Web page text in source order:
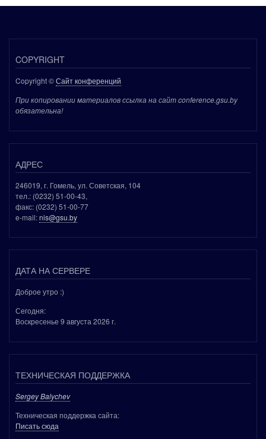
COPYRIGHT
Copyright ©Сайт конференций
При копировании материалов ссылка на сайт conference.gsu.by
обязательна!
АДРЕС
246019, г. Гомель, ул. Советская, 104
тел.: (0232) 51-00-43,
факс: (0232) 51-00-77
e-mail:nis@gsu.by
ДАТА НА СЕРВЕРЕ
Доброе утро :)
Сегодня:
Воскресенье 9 августа 2026 г.
ТЕХНИЧЕСКАЯ ПОДДЕРЖКА
Sergey Balychev
Техническая поддержка сайта:
Писать сюда